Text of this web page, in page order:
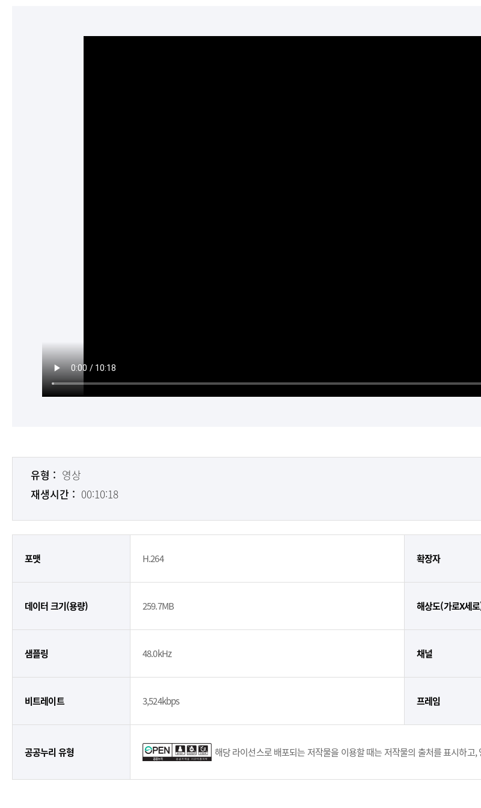
유형 : 영상
재생시간 : 00:10:18
포맷 H.264 확장자
데이터 크기(용량) 259.7MB 해상도(가로X세
샘플링 48.0kHz 채널
비트레이트 3,524kbps 프레임
공공누리 유형 해당 라이선스로 배포되는 저작물을 이용할 때는 저작물의 출처를 표시하